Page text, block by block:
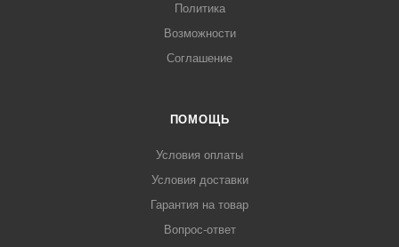
Политика
Возможности
Соглашение
ПОМОЩЬ
Условия оплаты
Условия доставки
Гарантия на товар
Вопрос-ответ